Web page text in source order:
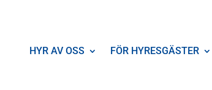
HYR AV OSS FÖR HYRESGÄSTER